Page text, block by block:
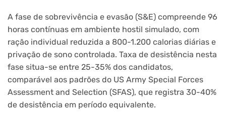
A fase de sobrevivência e evasão (S&E) compreende 96
horas contínuas em ambiente hostil simulado, com
ração individual reduzida a 800-1.200 calorias diárias e
privação de sono controlada. Taxa de desistência nesta
fase situa-se entre 25-35% dos candidatos,
comparável aos padrões do US Army Special Forces
Assessment and Selection (SFAS), que registra 30-40%
de desistência em período equivalente.